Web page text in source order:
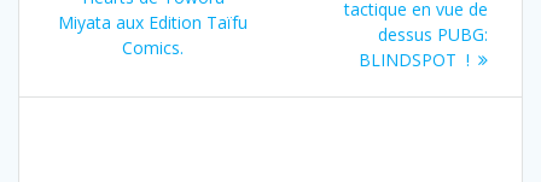
l’article :
Miyata aux Edition Taïfu
Comics.
:
tactique en vue de
dessus PUBG:
BLINDSPOT !